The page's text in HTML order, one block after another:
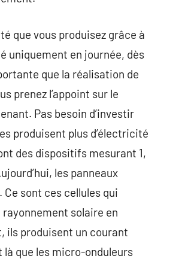
que vous produisez grâce à
uniquement en journée, dès
que la réalisation de
prenez l’appoint sur le
Pas besoin d’investir
produisent plus d’électricité
des dispositifs mesurant 1,
les panneaux
sont ces cellules qui
solaire en
ils produisent un courant
que les micro-onduleurs